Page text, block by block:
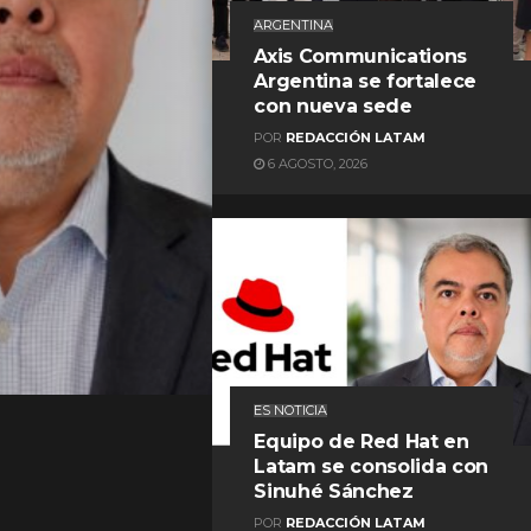
ARGENTINA
Axis Communications
Argentina se fortalece
con nueva sede
POR REDACCIÓN LATAM
6 AGOSTO, 2026
ES NOTICIA
Equipo de Red Hat en
Latam se consolida con
Sinuhé Sánchez
POR REDACCIÓN LATAM